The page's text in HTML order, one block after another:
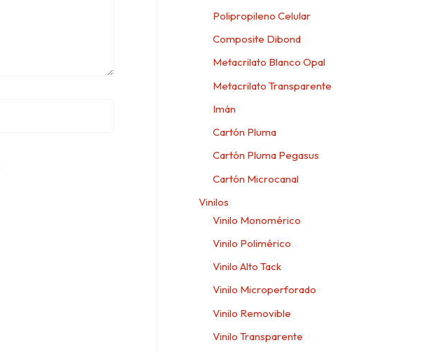
Polipropileno Celular
Composite Dibond
Metacrilato Blanco Opal
Metacrilato Transparente
Imán
Cartón Pluma
Cartón Pluma Pegasus
Cartón Microcanal
Vinilos
Vinilo Monomérico
Vinilo Polimérico
Vinilo Alto Tack
Vinilo Microperforado
Vinilo Removible
Vinilo Transparente